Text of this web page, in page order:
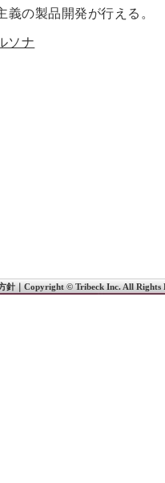
義の製品開発が行える。
ソナ
針｜ Copyright © Tribeck Inc. All Rights